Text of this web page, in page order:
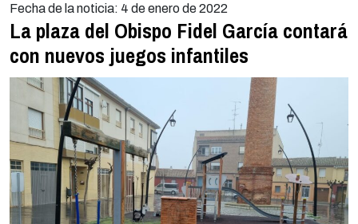
Fecha de la noticia: 4 de enero de 2022
La plaza del Obispo Fidel García contará
con nuevos juegos infantiles